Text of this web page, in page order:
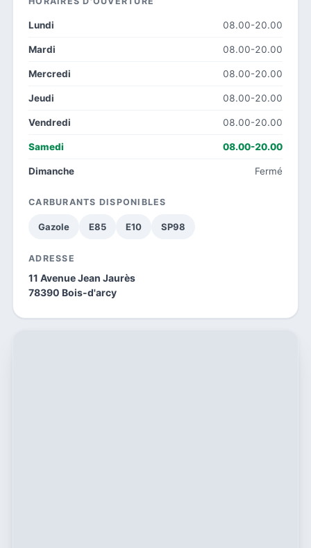
Lundi 08.00-20.00
Mardi 08.00-20.00
Mercredi 08.00-20.00
Jeudi 08.00-20.00
Vendredi 08.00-20.00
Samedi 08.00-20.00
Dimanche Fermé
CARBURANTS DISPONIBLES
Gazole E85 E10 SP98
ADRESSE
11 Avenue Jean Jaurès
78390 Bois-d'arcy